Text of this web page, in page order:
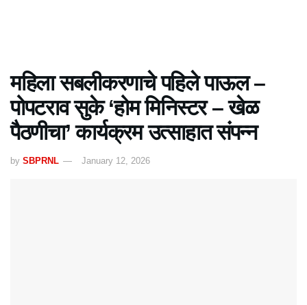
महिला सबलीकरणाचे पहिले पाऊल –
पोपटराव सुके ‘होम मिनिस्टर – खेळ
पैठणीचा’ कार्यक्रम उत्साहात संपन्न
by SBPRNL January 12, 2026